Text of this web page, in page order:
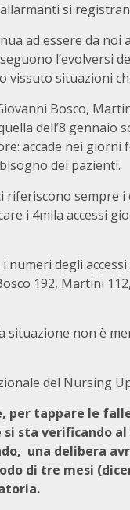
si
ad essere da
l’evolversi
situazioni
Bosco,
dell’8 gennaio
accade nei
dei pazienti.
riferiscono
i 4mila accessi
numeri degli
192, Martini
situazione non è
del Nursing
per tappare le
sta verificando
una delibera
di tre mesi